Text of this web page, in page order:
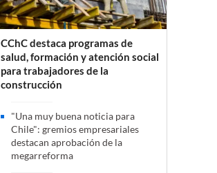
CChC destaca programas de
salud, formación y atención social
para trabajadores de la
construcción
"Una muy buena noticia para
Chile": gremios empresariales
destacan aprobación de la
megarreforma